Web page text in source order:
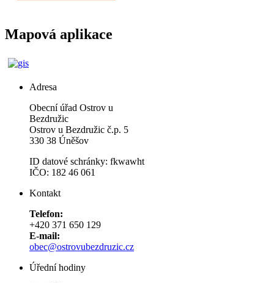
Mapová aplikace
Adresa
Obecní úřad Ostrov u
Bezdružic
Ostrov u Bezdružic č.p. 5
330 38 Úněšov
ID datové schránky: fkwawht
IČO: 182 46 061
Kontakt
Telefon:
+420 371 650 129
E-mail:
obec@ostrovubezdruzic.cz
Úřední hodiny